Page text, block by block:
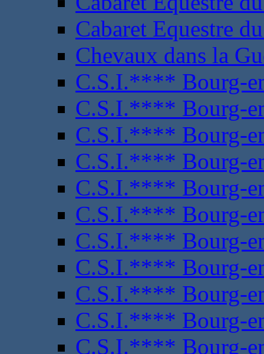
Cabaret Equestre
Chevaux dans la
C.S.I.**** Bourg-
C.S.I.**** Bourg-
C.S.I.**** Bourg-
C.S.I.**** Bourg-
C.S.I.**** Bourg-
C.S.I.**** Bourg-
C.S.I.**** Bourg-
C.S.I.**** Bourg-
C.S.I.**** Bourg-
C.S.I.**** Bourg-
C.S.I.**** Bourg-